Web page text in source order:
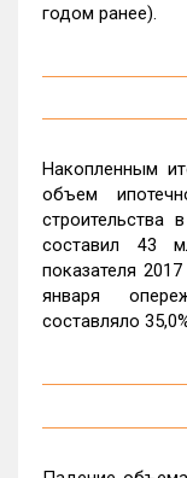
годом ранее).
Накопленным
объем
строительства
составил 43
показателя
января
составляло